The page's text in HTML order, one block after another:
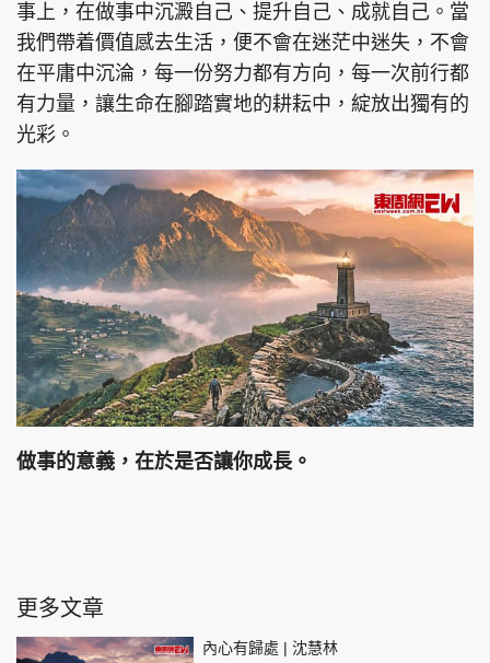
Copyright © 東周網 版權所有 . 不得轉載
©Eastweek.com.hk. All rights reserved.
事上，在做事中沉澱自己、提升自己、成就自己。當
我們帶着價值感去生活，便不會在迷茫中迷失，不會
在平庸中沉淪，每一份努力都有方向，每一次前行都
有力量，讓生命在腳踏實地的耕耘中，綻放出獨有的
光彩。
做事的意義，在於是否讓你成長。
更多文章
內心有歸處 | 沈慧林